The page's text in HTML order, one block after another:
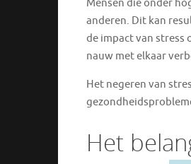
Mensen die onder
anderen. Dit kan
de impact van stress
nauw met elkaar
Het negeren van
Het